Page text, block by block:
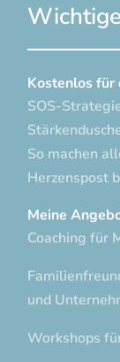
Kostenlos für
SOS-
So machen
Herzenspost
Meine
Coaching für
und
Workshops